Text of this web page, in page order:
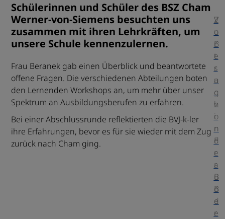
Schülerinnen und Schüler des BSZ Cham
Werner-von-Siemens besuchten uns
zusammen mit ihren Lehrkräften, um
unsere Schule kennenzulernen.
Frau Beranek gab einen Überblick und beantwortete
offene Fragen. Die verschiedenen Abteilungen boten
den Lernenden Workshops an, um mehr über unser
Spektrum an Ausbildungsberufen zu erfahren.
Bei einer Abschlussrunde reflektierten die BVJ-k-ler
ihre Erfahrungen, bevor es für sie wieder mit dem Zug
zurück nach Cham ging.
V
o
r
t
r
a
g
v
o
n
F
r
a
u
B
e
r
Z
u
B
e
s
u
c
h
i
n
d
e
r
B
o
d
e